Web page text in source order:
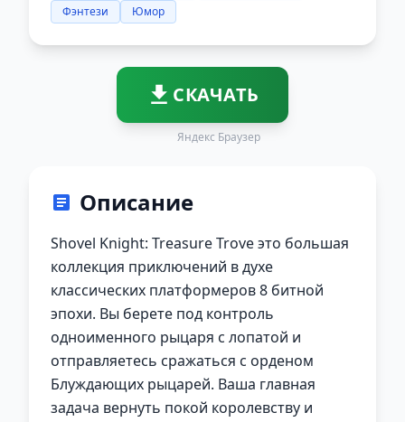
Фэнтези
Юмор
СКАЧАТЬ
Яндекс Браузер
Описание
Shovel Knight: Treasure Trove это большая
коллекция приключений в духе
классических платформеров 8 битной
эпохи. Вы берете под контроль
одноименного рыцаря с лопатой и
отправляетесь сражаться с орденом
Блуждающих рыцарей. Ваша главная
задача вернуть покой королевству и